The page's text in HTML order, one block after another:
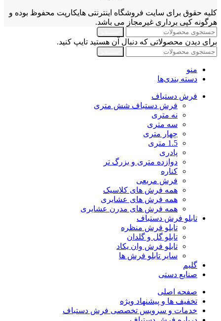
کلیه حقوق برای سایت فروشگاه اینترنتی هایکارپت محفوظ بوده و
هرگونه کپی برداری غیرمجاز می باشد.
برای دیدن محصولاتی که دنبال آن هستید تایپ کنید.
منو
دسته بندی‌ها
فرش دستباف
فرش دستباف شش متری
نه متری
سه متری
چهار متری
1.5 متری
پادری
دوازده متری و بزرگ تر
کناره
فرش مربعی
همه فرش های کلاسیک
همه فرش های عشایری
همه فرش های مدرن عشایری
تابلو فرش دستباف
تابلو فرش منظره
تابلو گل و گلدان
تابلو فرش وان یکاد
سایر تابلو فرش ها
گلیم
صنایع دستی
صفحه اصلی
تخفیف ها و پیشنهاد ویژه
خدمات و سرویس تخصصی فرش دستباف